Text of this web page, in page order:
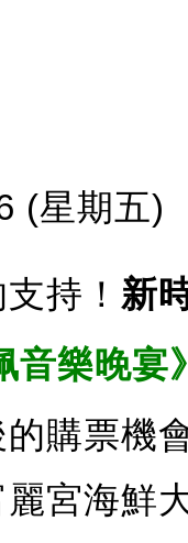
(星期五)
持！ 新
音樂晚宴
購票機
宮海鮮